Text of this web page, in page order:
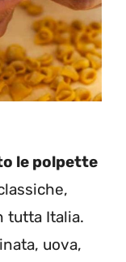
le polpette
tutta Italia.
uova,